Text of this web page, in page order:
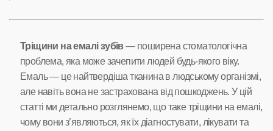
Тріщини на емалі зубів— поширена стоматологічна
проблема, яка може зачепити людей будь-якого віку.
Емаль — це найтвердіша тканина в людському організмі,
але навіть вона не застрахована від пошкоджень. У цій
статті ми детально розглянемо, що таке тріщини на емалі,
чому вони з’являються, як їх діагностувати, лікувати та